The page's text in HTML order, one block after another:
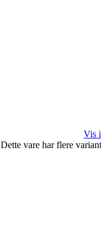
Vis
Dette vare har flere